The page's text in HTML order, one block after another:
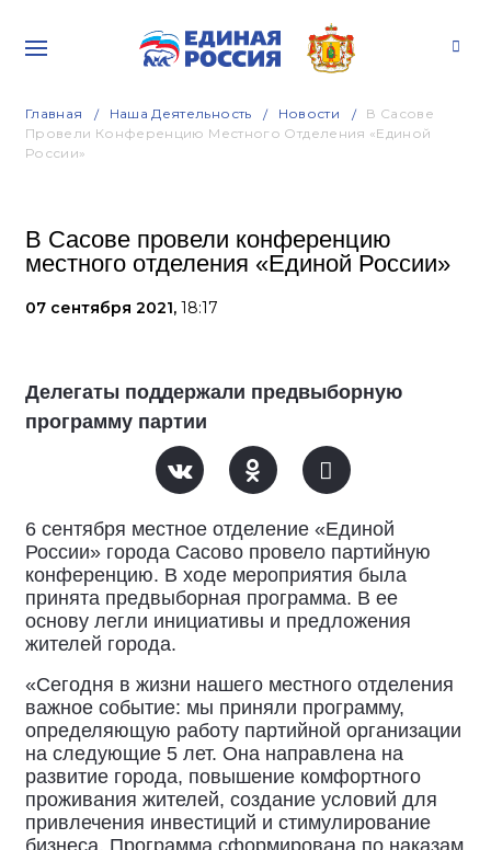
Главная Наша Деятельность Новости
В Сасове
Провели Конференцию Местного Отделения «Единой
России»
В Сасове провели конференцию
местного отделения «Единой России»
07 сентября 2021, 18:17
Делегаты поддержали предвыборную
программу партии
6 сентября местное отделение «Единой
России» города Сасово провело партийную
конференцию. В ходе мероприятия была
принята предвыборная программа. В ее
основу легли инициативы и предложения
жителей города.
«Сегодня в жизни нашего местного отделения
важное событие: мы приняли программу,
определяющую работу партийной организации
на следующие 5 лет. Она направлена на
развитие города, повышение комфортного
проживания жителей, создание условий для
привлечения инвестиций и стимулирование
бизнеса. Программа сформирована по наказам